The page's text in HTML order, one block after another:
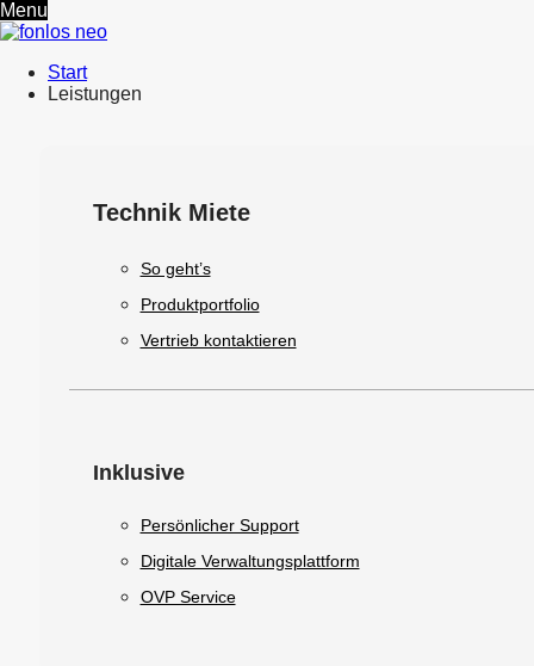
Menu
Start
Leistungen
Technik Miete
So geht’s
Produktportfolio
Vertrieb kontaktieren
Inklusive
Persönlicher Support
Digitale Verwaltungsplattform
OVP Service